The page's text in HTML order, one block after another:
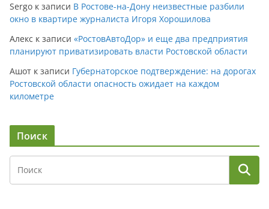
Sergo к записи В Ростове-на-Дону неизвестные разбили
окно в квартире журналиста Игоря Хорошилова
Алекс к записи «РостовАвтоДор» и еще два предприятия
планируют приватизировать власти Ростовской области
Ашот к записи Губернаторское подтверждение: на дорогах
Ростовской области опасность ожидает на каждом
километре
Поиск